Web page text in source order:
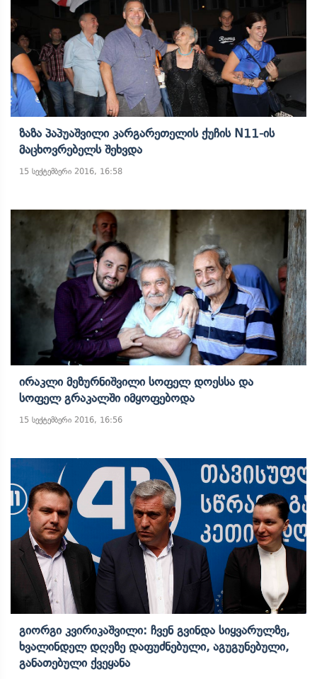
Ზაზა Პაპუაშვილი Კარგარეთელის Ქუჩის N11-Ის
Მაცხოვრებელს Შეხვდა
15 სექტემბერი 2016, 16:58
Ირაკლი Მეზურნიშვილი Სოფელ Დოესსა Და
Სოფელ Გრაკალში Იმყოფებოდა
15 სექტემბერი 2016, 16:56
Გიორგი Კვირიკაშვილი: Ჩვენ Გვინდა Სიყვარულზე,
Ხვალინდელ Დღეზე Დაფუძნებული, Აგუგუნებული,
Განათებული Ქვეყანა